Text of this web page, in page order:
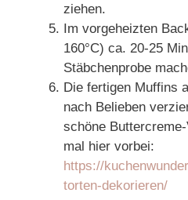
ziehen.
Im vorgeheizten
160°C) ca. 20-25
Stäbchenprobe
Die fertigen Muffins
nach Belieben
schöne
mal hier vorbei:
https://
torten-dekorieren/